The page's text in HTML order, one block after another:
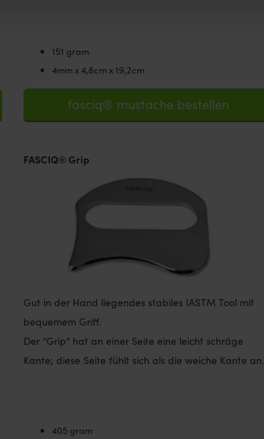
151 gram
4mm x 4,8cm x 19,2cm
fasciq® mustache bestellen
FASCIQ® Grip
Gut in der Hand liegendes stabiles IASTM Tool mit
bequemem Griff.
Der “Grip” hat an einer Seite eine leicht schräge
Kante; diese Seite fühlt sich als die weiche Kante an.
405 gram